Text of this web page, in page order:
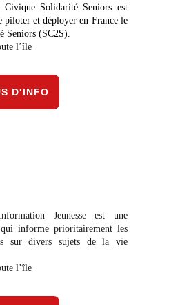
Jeunesse est une
informe prioritairement les
sur divers sujets de la vie
l’île
Civique Solidarité Seniors est
piloter et déployer en France le
Seniors (SC2S).
l’île
D'INFO